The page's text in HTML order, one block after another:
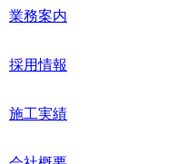
業務案内
採用情報
施工実績